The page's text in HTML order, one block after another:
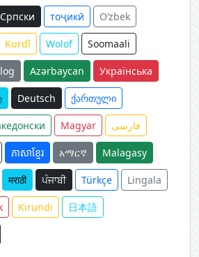
Српски тоҷикӣ O‘zbek
Kurdî Wolof Soomaali
Azərbaycan Українська
Deutsch ქართული
Magyar فارسی
ភាសាខ្មែរ አማርኛ Malagasy
मराठी ਪੰਜਾਬੀ Türkçe Lingala
Kirundi 日本語